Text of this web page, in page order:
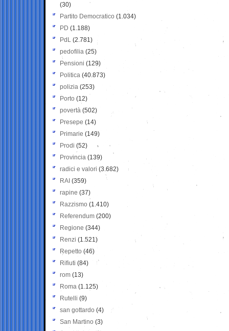
(30)
Partito Democratico (1.034)
PD (1.188)
PdL (2.781)
pedofilia (25)
Pensioni (129)
Politica (40.873)
polizia (253)
Porto (12)
povertà (502)
Presepe (14)
Primarie (149)
Prodi (52)
Provincia (139)
radici e valori (3.682)
RAI (359)
rapine (37)
Razzismo (1.410)
Referendum (200)
Regione (344)
Renzi (1.521)
Repetto (46)
Rifiuti (84)
rom (13)
Roma (1.125)
Rutelli (9)
san gottardo (4)
San Martino (3)